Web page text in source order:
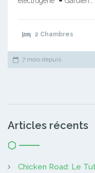
2 Chambres
7 mois depuis
Articles récents
Chicken Road: Le